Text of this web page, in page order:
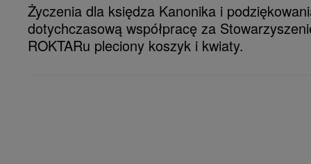
Życzenia dla księdza Kanonika i
dotychczasową współpracę za
ROKTARu pleciony koszyk i kwiaty.